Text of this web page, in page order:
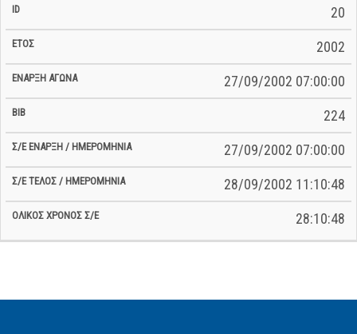
Αγώνα
Ημερομηνία
20
2002
27/09/2002 07:00:00
224
27/09/2002 07:00:00
28/09/2002 11:10:48
28:10:48